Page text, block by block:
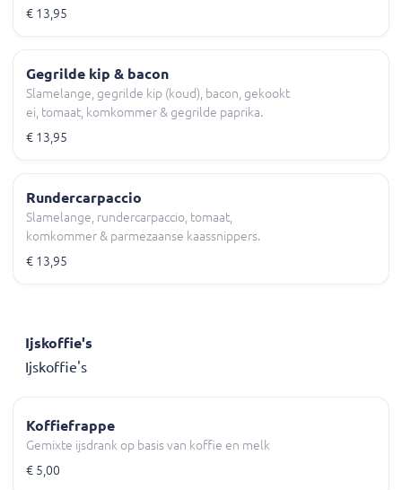
€ 13,95
Gegrilde kip & bacon
Slamelange, gegrilde kip (koud), bacon, gekookt
ei, tomaat, komkommer & gegrilde paprika.
€ 13,95
Rundercarpaccio
Slamelange, rundercarpaccio, tomaat,
komkommer & parmezaanse kaassnippers.
€ 13,95
Ijskoffie's
Ijskoffie's
Koffiefrappe
Gemixte ijsdrank op basis van koffie en melk
€ 5,00